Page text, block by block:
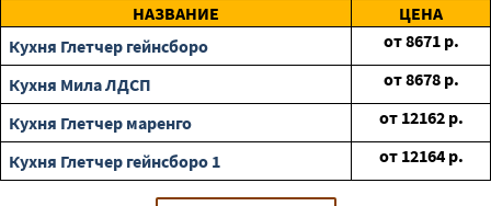
НАЗВАНИЕ
ЦЕНА
Кухня Глетчер гейнсборо
от8671 р.
Кухня Мила ЛДСП
от8678 р.
Кухня Глетчер маренго
от 12162 р.
Кухня Глетчер гейнсборо 1
от 12164 р.